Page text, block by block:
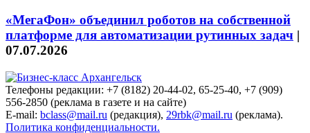
«МегаФон» объединил роботов на собственной
платформе для автоматизации рутинных задач |
07.07.2026
Телефоны редакции: +7 (8182) 20-44-02, 65-25-40, +7 (909)
556-2850 (реклама в газете и на сайте)
E-mail: bclass@mail.ru (редакция), 29rbk@mail.ru (реклама).
Политика конфиденциальности.